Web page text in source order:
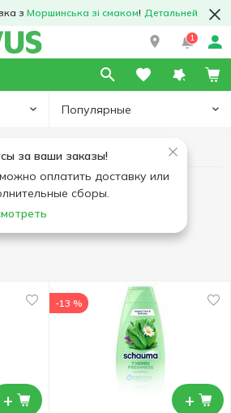
з Моршинська зі смаком! Детальней
1
Популярные
за ваши заказы!
оплатить доставку или
сборы.
+ +
-13 %